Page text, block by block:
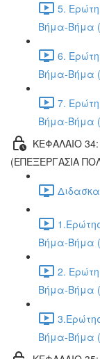
5.
Βήμα-Βήμα
6.
Βήμα-Βήμα
7.
Βήμα-Βήμα
ΚΕΦΑΛΑΙΟ 34:
(ΕΠΕΞΕΡΓΑΣΙΑ
Βήμα-Βήμα
2.
Βήμα-Βήμα
Βήμα-Βήμα